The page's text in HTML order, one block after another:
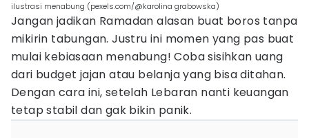
ilustrasi menabung (pexels.com/@karolina grabowska)
Jangan jadikan Ramadan alasan buat boros tanpa
mikirin tabungan. Justru ini momen yang pas buat
mulai kebiasaan menabung! Coba sisihkan uang
dari budget jajan atau belanja yang bisa ditahan.
Dengan cara ini, setelah Lebaran nanti keuangan
tetap stabil dan gak bikin panik.